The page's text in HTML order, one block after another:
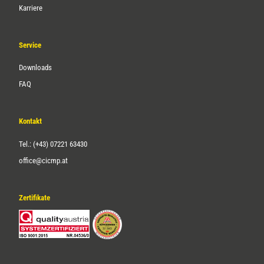
Karriere
Service
Downloads
FAQ
Kontakt
Tel.: (+43) 07221 63430
office@cicmp.at
Zertifikate